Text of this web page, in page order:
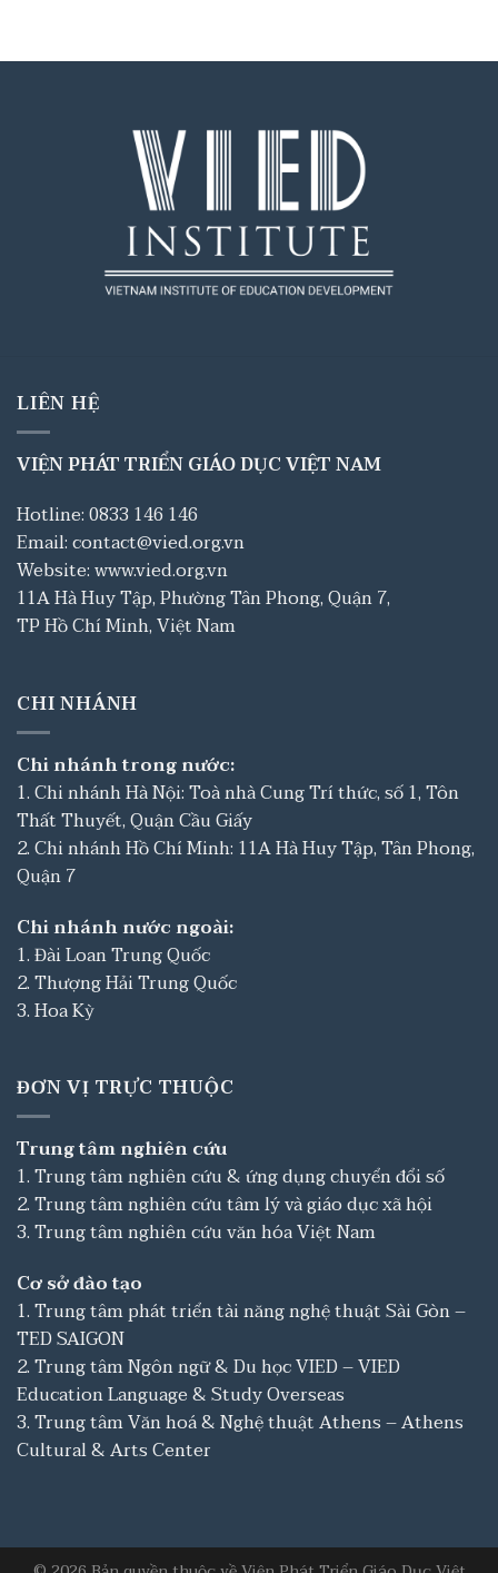
LIÊN HỆ
VIỆN PHÁT TRIỂN GIÁO DỤC VIỆT NAM
Hotline: 0833 146 146
Email: contact@vied.org.vn
Website: www.vied.org.vn
11A Hà Huy Tập, Phường Tân Phong, Quận 7,
TP Hồ Chí Minh, Việt Nam
CHI NHÁNH
Chi nhánh trong nước:
1. Chi nhánh Hà Nội: Toà nhà Cung Trí thức, số 1, Tôn
Thất Thuyết, Quận Cầu Giấy
2. Chi nhánh Hồ Chí Minh: 11A Hà Huy Tập, Tân Phong,
Quận 7
Chi nhánh nước ngoài:
1. Đài Loan Trung Quốc
2. Thượng Hải Trung Quốc
3. Hoa Kỳ
ĐƠN VỊ TRỰC THUỘC
Trung tâm nghiên cứu
1. Trung tâm nghiên cứu & ứng dụng chuyển đổi số
2. Trung tâm nghiên cứu tâm lý và giáo dục xã hội
3. Trung tâm nghiên cứu văn hóa Việt Nam
Cơ sở đào tạo
1. Trung tâm phát triển tài năng nghệ thuật Sài Gòn –
TED SAIGON
2. Trung tâm Ngôn ngữ & Du học VIED – VIED
Education Language & Study Overseas
3. Trung tâm Văn hoá & Nghệ thuật Athens – Athens
Cultural & Arts Center